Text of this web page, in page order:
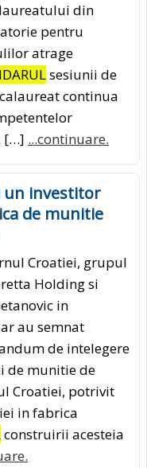
din
pentru
atrage
sesiunii de
continua
[…] ...continuare.
un investitor
de munitie
Croatiei, grupul
Holding si
in
au semnat
de intelegere
de munitie de
Croatiei, potrivit
in fabrica
construirii acesteia